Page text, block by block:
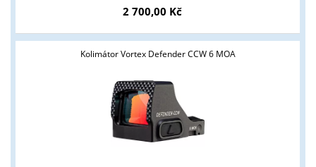
2 700,00 Kč
Kolimátor Vortex Defender CCW 6 MOA